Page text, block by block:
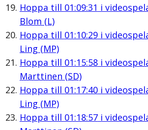
Hoppa till 01:09:31 i
Blom (L)
Hoppa till 01:10:29i
Ling (MP)
Hoppa till 01:15:58i
Marttinen (SD)
Hoppa till 01:17:40i
Ling (MP)
Hoppa till 01:18:57i